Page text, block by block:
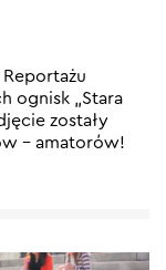
ognisk „Stara
zostały
– amatorów!